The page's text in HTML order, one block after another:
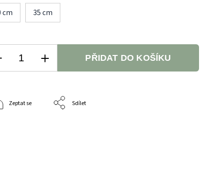
cm
35 cm
PŘIDAT DO KOŠÍKU
Zeptat se Sdílet